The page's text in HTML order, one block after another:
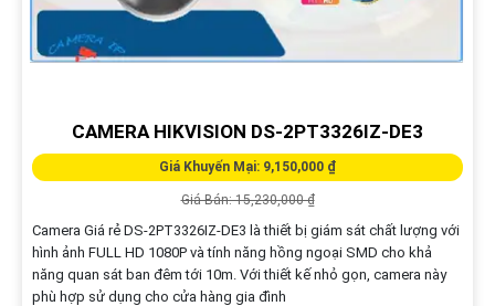
CAMERA HIKVISION DS-2PT3326IZ-DE3
Giá Khuyến Mại: 9,150,000 ₫
Giá Bán: 15,230,000 ₫
Camera Giá rẻ DS-2PT3326IZ-DE3 là thiết bị giám sát chất lượng với
hình ảnh FULL HD 1080P và tính năng hồng ngoại SMD cho khả
năng quan sát ban đêm tới 10m. Với thiết kế nhỏ gọn, camera này
phù hợp sử dụng cho cửa hàng gia đình